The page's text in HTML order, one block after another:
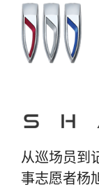
从巡场员到
事志愿者杨